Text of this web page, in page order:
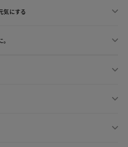
気にする